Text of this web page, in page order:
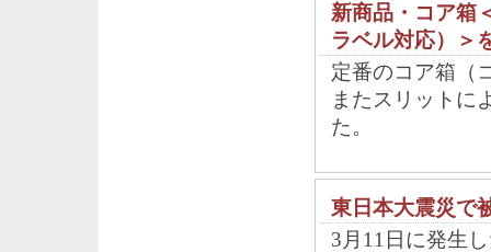
新商品・コア箱
ラベル対応）＞
定番のコア箱（
またスリットに
た。
東日本大震災で
3月11日に発生